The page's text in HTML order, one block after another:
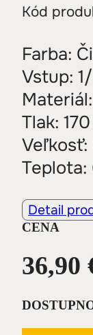
Kód
Farba:
Vstup:
Tlak:
Veľkosť:
Teplota:
Detail
CENA
36,90